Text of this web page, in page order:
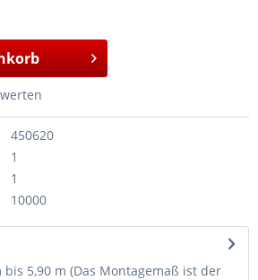
450620
1
1
10000
bis 5,90 m (Das Montagemaß ist der